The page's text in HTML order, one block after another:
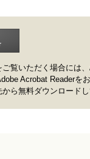
覧いただく場合には
Acrobat Readerを
ら無料ダウンロードし